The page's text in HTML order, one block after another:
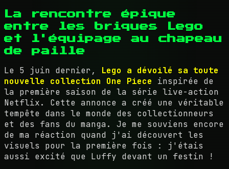
La rencontre épique
entre les briques Lego
et l'équipage au chapeau
de paille
Le 5 juin dernier, Lego a dévoilé sa toute
nouvelle collection One Piece inspirée de
la première saison de la série live-action
Netflix. Cette annonce a créé une véritable
tempête dans le monde des collectionneurs
et des fans du manga. Je me souviens encore
de ma réaction quand j'ai découvert les
visuels pour la première fois : j'étais
aussi excité que Luffy devant un festin !